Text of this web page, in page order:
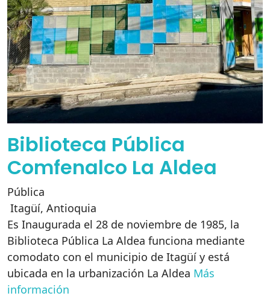
Biblioteca Pública
Comfenalco La Aldea
Pública
Itagüí, Antioquia
Es Inaugurada el 28 de noviembre de 1985, la
Biblioteca Pública La Aldea funciona mediante
comodato con el municipio de Itagüí y está
ubicada en la urbanización La Aldea Más
información